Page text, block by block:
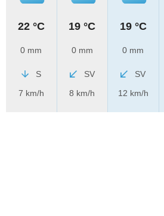
22 °C
0 mm
S
7 km/h
19 °C
0 mm
SV
8 km/h
19 °C
0 mm
SV
12 km/h